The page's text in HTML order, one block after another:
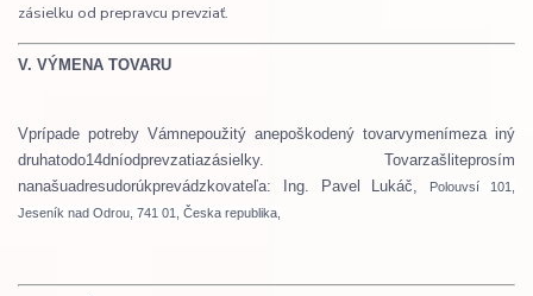
zásielku od prepravcu prevziať.
V. VÝMENA TOVARU
Vprípade potreby Vámnepoužitý anepoškodený tovarvymenímeza iný
druhatodo14dníodprevzatiazásielky. Tovarzašliteprosím
nanašuadresudorúkprevádzkovateľa: Ing. Pavel Lukáč,
Polouvsí 101,
Jeseník nad Odrou, 741 01, Česka republika,